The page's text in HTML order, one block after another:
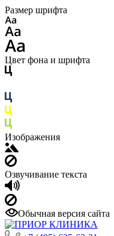
Размер шрифта
Цвет фона и шрифта
Изображения
Озвучивание текста
Обычная версия сайта